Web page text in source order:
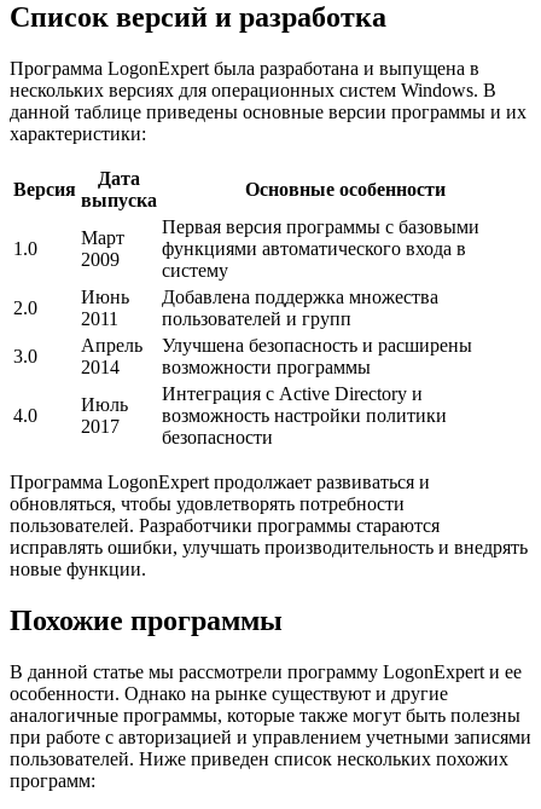
Список версий и разработка
Программа LogonExpert была разработана и выпущена в
нескольких версиях для операционных систем Windows. В
данной таблице приведены основные версии программы и их
характеристики:
Версия
Дата
выпуска
Основные особенности
1.0
Март
2009
Первая версия программы с базовыми
функциями автоматического входа в
систему
2.0
Июнь
2011
Добавлена поддержка множества
пользователей и групп
3.0
Апрель
2014
Улучшена безопасность и расширены
возможности программы
4.0
Июль
2017
Интеграция с Active Directory и
возможность настройки политики
безопасности
Программа LogonExpert продолжает развиваться и
обновляться, чтобы удовлетворять потребности
пользователей. Разработчики программы стараются
исправлять ошибки, улучшать производительность и внедрять
новые функции.
Похожие программы
В данной статье мы рассмотрели программу LogonExpert и ее
особенности. Однако на рынке существуют и другие
аналогичные программы, которые также могут быть полезны
при работе с авторизацией и управлением учетными записями
пользователей. Ниже приведен список нескольких похожих
программ: